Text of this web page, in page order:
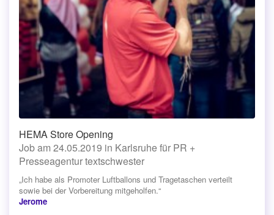
HEMA Store Opening
Job am 24.05.2019 in Karlsruhe für PR +
Presseagentur textschwester
„Ich habe als Promoter Luftballons und Tragetaschen verteilt
sowie bei der Vorbereitung mitgeholfen.“
Jerome